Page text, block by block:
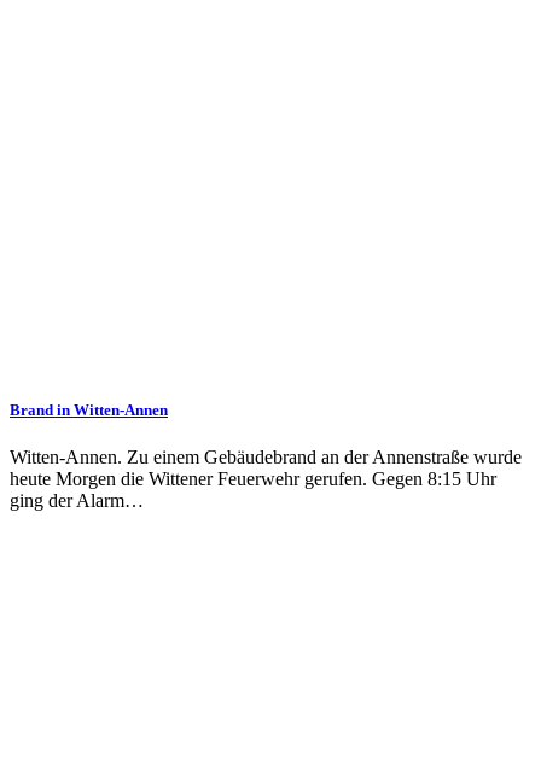
Brand in Witten-Annen
Witten-Annen. Zu einem Gebäudebrand an der Annenstraße wurde
heute Morgen die Wittener Feuerwehr gerufen. Gegen 8:15 Uhr
ging der Alarm…